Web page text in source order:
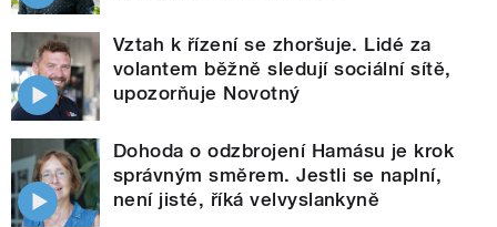
Vztah k řízení se zhoršuje. Lidé za
volantem běžně sledují sociální sítě,
upozorňuje Novotný
Dohoda o odzbrojení Hamásu je krok
správným směrem. Jestli se naplní,
není jisté, říká velvyslankyně